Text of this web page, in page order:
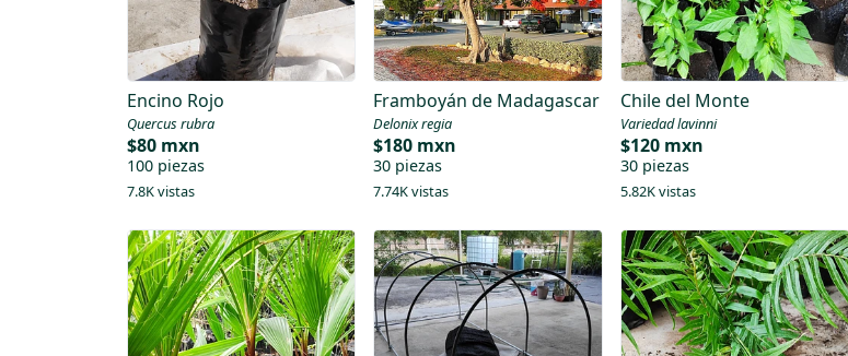
Encino Rojo
Quercus rubra
$80 mxn
100 piezas
7.8K vistas
Framboyán de Madagascar
Delonix regia
$180 mxn
30 piezas
7.74K vistas
Chile del Monte
Variedad lavinni
$120 mxn
30 piezas
5.82K vistas